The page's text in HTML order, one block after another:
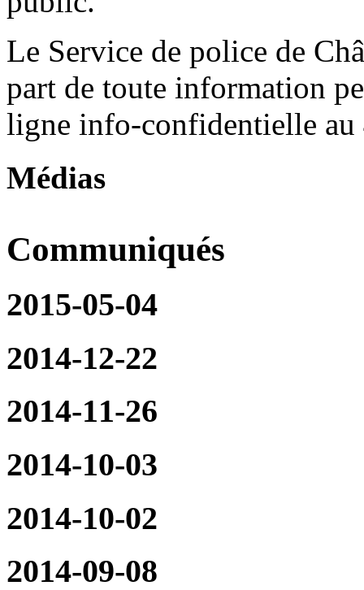
Le Service de police de
part de toute information
ligne info-confidentielle au
Médias
Communiqués
2015-05-04
2014-12-22
2014-11-26
2014-10-03
2014-10-02
2014-09-08